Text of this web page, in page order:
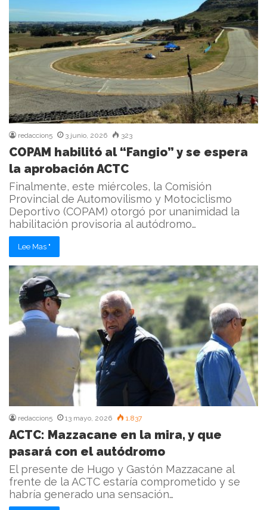
redaccion5 3 junio, 2026 323
COPAM habilitó al “Fangio” y se espera
la aprobación ACTC
Finalmente, este miércoles, la Comisión
Provincial de Automovilismo y Motociclismo
Deportivo (COPAM) otorgó por unanimidad la
habilitación provisoria al autódromo…
Lee Mas "
redaccion5 13 mayo, 2026 1.837
ACTC: Mazzacane en la mira, y que
pasará con el autódromo
El presente de Hugo y Gastón Mazzacane al
frente de la ACTC estaría comprometido y se
habría generado una sensación…